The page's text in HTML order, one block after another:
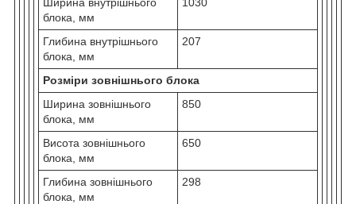
блока, мм
Глибина внутрішнього
блока, мм
207
Розміри зовнішнього блока
Ширина зовнішнього
блока, мм
850
Висота зовнішнього
блока, мм
650
Глибина зовнішнього
блока, мм
298